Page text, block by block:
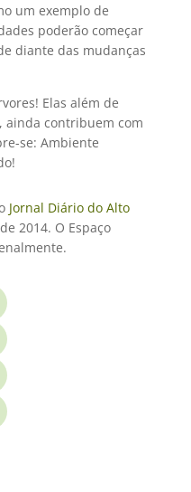
um exemplo de
poderão começar
diante das mudanças
Elas além de
ainda contribuem com
se: Ambiente
Jornal Diário do Alto
2014. O Espaço